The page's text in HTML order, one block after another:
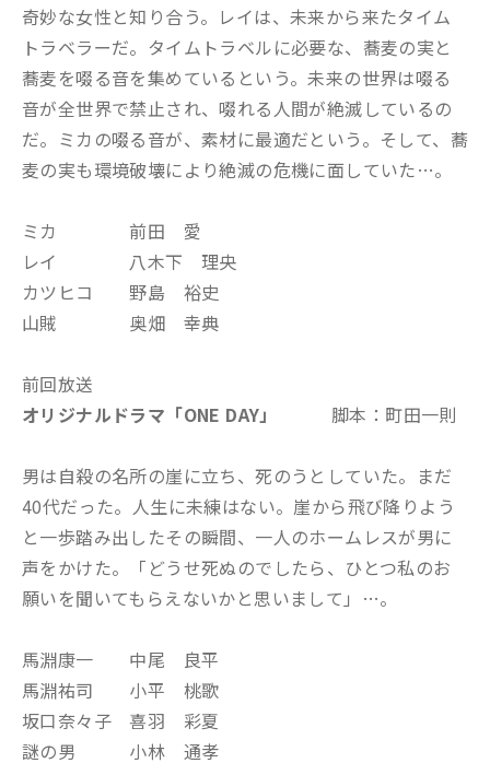
奇妙な女性と知り合う。レイは、未来から来たタイム
トラベラーだ。タイムトラベルに必要な、蕎麦の実と
蕎麦を啜る音を集めているという。未来の世界は啜る
音が全世界で禁止され、啜れる人間が絶滅しているの
だ。ミカの啜る音が、素材に最適だという。そして、蕎
麦の実も環境破壊により絶滅の危機に面していた…。
ミカ 前田 愛
レイ 八木下 理央
カツヒコ 野島 裕史
山賊 奥畑 幸典
前回放送
オリジナルドラマ「ONE DAY」 脚本：町田一則
男は自殺の名所の崖に立ち、死のうとしていた。まだ
40代だった。人生に未練はない。崖から飛び降りよう
と一歩踏み出したその瞬間、一人のホームレスが男に
声をかけた。「どうせ死ぬのでしたら、ひとつ私のお
願いを聞いてもらえないかと思いまして」…。
馬淵康一 中尾 良平
馬淵祐司 小平 桃歌
坂口奈々子 喜羽 彩夏
謎の男 小林 通孝